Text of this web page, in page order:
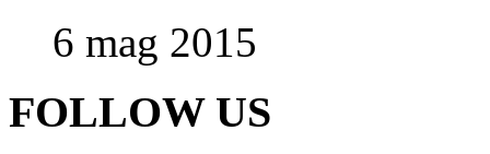
6 mag 2015
FOLLOW US